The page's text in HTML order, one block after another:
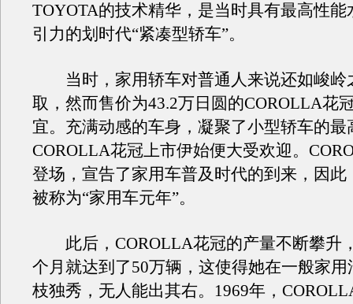
TOYOTA的技术精华，是当时具有最高性能
引力的划时代“紧凑型轿车”。
当时，家用轿车对普通人来说还如峻岭
取，然而售价为43.2万日圆的COROLLA花
宜。充满动感的车身，凝聚了小型轿车的最
COROLLA花冠上市伊始便大受欢迎。
登场，宣告了家用车普及时代的到来，因此
被称为“家用车元年”。
此后，COROLLA花冠的产量不断攀升
个月就达到了50万辆，这使得她在一般家
枝独秀，无人能出其右。1969年，